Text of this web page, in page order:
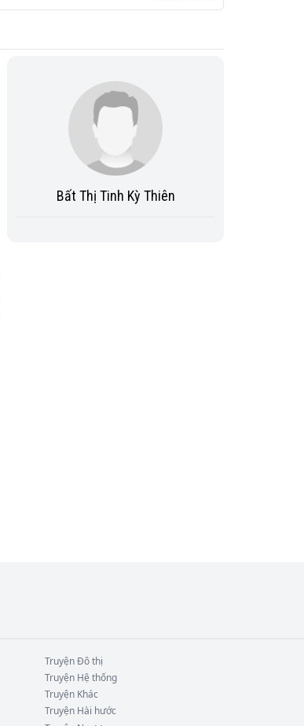
Bất Thị Tinh Kỳ Thiên
TruyệnĐô thị
Truyện Hệ thống
Truyện Khác
Truyện Hài hước